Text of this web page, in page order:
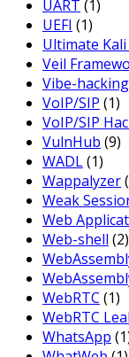
UART (1)
UEFI (1)
Ultimate
Veil
Vibe-hacking
VoIP/SIP (1)
VoIP/SIP
VulnHub (9)
WADL(1)
Wappalyzer
Weak
Web
Web-shell (2)
WebRTC (1)
WebRTC
WhatsApp